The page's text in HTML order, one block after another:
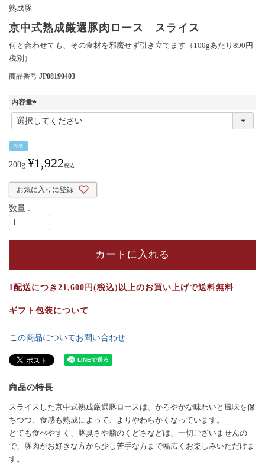
熟成豚
京中式熟成厳選豚肉ロース スライス
何と合わせても、その食材を邪魔せず引き立てます（100gあたり890円
税別）
商品番号 JP08190403
内容量
(
必
冷蔵
200g ¥1,922税込
お気に入りに登録
カートに入れる
1配送につき21,600円(税込)以上のお買い上げで送料無料
ギフト包装について
この商品についてお問い合わせ
商品の特長
スライスした京中式熟成厳選豚ロースは、かろやかな味わいと風味を保
ちつつ、食感も熟成によって、よりやわらかくなっています。
とても食べやすく、豚臭さや脂のくどさなどは、一切ございませんの
で、豚肉がお好きな方から少し苦手な方まで幅広くお楽しみいただけま
す。